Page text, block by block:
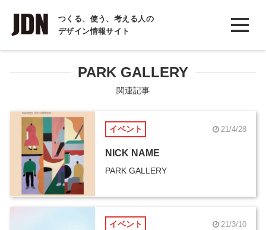
つくる、使う、考える人の
デザイン情報サイト
INTERVIEW
インタビュー
REPORT
COLUMN
コラム
PARK GALLERY
関連記事
イベント 21/4/28
NICK NAME
PARK GALLERY
イベント 21/3/10